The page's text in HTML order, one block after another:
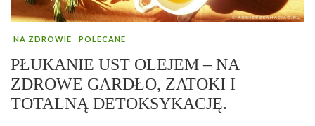
NA ZDROWIE POLECANE
PŁUKANIE UST OLEJEM – NA
ZDROWE GARDŁO, ZATOKI I
TOTALNĄ DETOKSYKACJĘ.